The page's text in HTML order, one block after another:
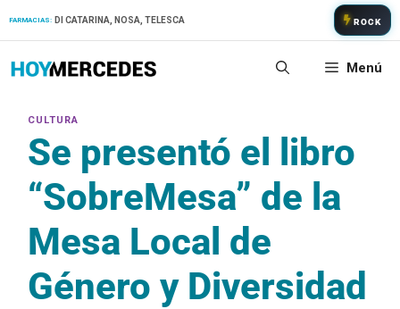
FARMACIAS: DI CATARINA, NOSA, TELESCA ROCK
Menú
Se presentó el libro
“SobreMesa” de la
Mesa Local de
Género y Diversidad